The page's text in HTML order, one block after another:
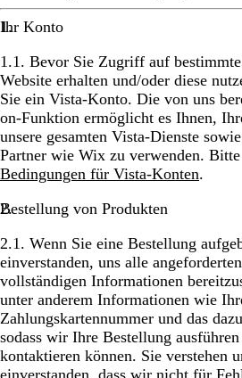
Ihr Konto
1.1. Bevor Sie Zugriff auf
Website erhalten und/oder diese
Sie ein Vista-Konto. Die von uns
on-Funktion ermöglicht es Ihnen,
unsere gesamten Vista-Dienste
Partner wie Wix zu verwenden.
Bedingungen für Vista-Konten.
Bestellung von Produkten
2.1. Wenn Sie eine Bestellung
einverstanden, uns alle
vollständigen Informationen
unter anderem Informationen wie
Zahlungskartennummer und das
sodass wir Ihre Bestellung
kontaktieren können. Sie verstehen
einverstanden, dass wir nicht für